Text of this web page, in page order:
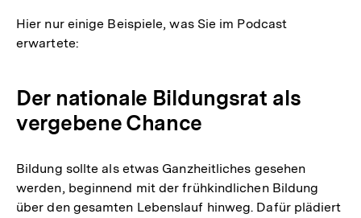
Hier nur einige Beispiele, was Sie im Podcast
erwartete:
Der nationale Bildungsrat als
vergebene Chance
Bildung sollte als etwas Ganzheitliches gesehen
werden, beginnend mit der frühkindlichen Bildung
über den gesamten Lebenslauf hinweg. Dafür plädiert